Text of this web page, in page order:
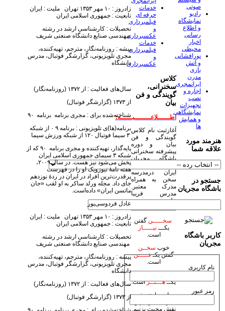
زادروز : ۱۰ مهر ۱۳۵۳ تهران ملیت : ایران
تابعیت : جمهوری اسلامی ایران
تحصیلات : کارشناسی ارشد در رشته
مهندسی صنایع دانشگاه صنعتی شریف
پیشه : روزنامه‌نگار، مترجم، تهیه‌کننده،
مجری تلویزیونی، گزارشگر فوتبال، مدرس
دانشگاه
سال‌های فعالیت : از ۱۳۷۲ (روزنامه‌نگار)
از ۱۳۷۳ (گزارشگر فوتبال)
شناخته‌شده برای : مجری برنامه برنامه ۹۰
برنامه(ها)ی تلویزیونی : برنامه ۹ ۰ از شبکه
پایه‌گذار، تهیه‌کننده و مجری برنامه ۹۰ که از
شبکه ۳ سیمای جمهوری اسلامی ایران
پخش می‌شود نیز هست. در سال ۲۰۰۹،
هفته ‌نامۀ نیوزویک او را در فهرست
پرقدرت‌ترین افراد در ایران در ردۀ نوزدهم
جای داد. مجله ورلد ساکر به او لقب «جان
ماتسن ایران» داده‌است.
عادل فردوسی‌پور
زادروز : ۱۰ مهر ۱۳۵۳ تهران ملیت : ایران
تابعیت : جمهوری اسلامی ایران
تحصیلات : کارشناسی ارشد در رشته
مهندسی صنایع دانشگاه صنعتی شریف
پیشه : روزنامه‌نگار، مترجم، تهیه‌کننده،
مجری تلویزیونی، گزارشگر فوتبال، مدرس
دانشگاه
سال‌های فعالیت : از ۱۳۷۲ (روزنامه‌نگار)
از ۱۳۷۳ (گزارشگر فوتبال)
خدمات
حرفه ای
فیلمبرداری
و
عکسبرداری
خدمات
فیلمبرداری
و
عکسبرداری
کلاس
سخنرانی،
گویندگی و فن
بیان
اطــــــلاعــــــــیــــــه:
آغازثبت نام کلاس
گویندگی و فن
بیان و دوره
پیشرفته سخنرانی
باشگاه مجریان
ایران درمدرسه
سخن به همراه
مدرک معتبر.
مدرس فریبا
علومی یزدی
سخـــــن گفتن
یکـــنیـــــاز
است.
خوب سخــن
گفتن یکـفـــــن
است.
یکــهـــنــراست.
بیاییم با هنر خود
نقش محبت بزنیم.
صوتی
رادیو
نمایشگاه
و اطلاع
رسانی
اخبار
محیطی
نورافشانی
و آتش
بازی
مدرن
ایرانمجری
اجاره و
نصب
تجهیزات
نمایشگاهی
و همایش
ها
هنرمند مورد
علاقه شما
جستجو در
باشگاه مجریان
کاربر باشگاه
مجریان
نام کاربری
رمز عبور